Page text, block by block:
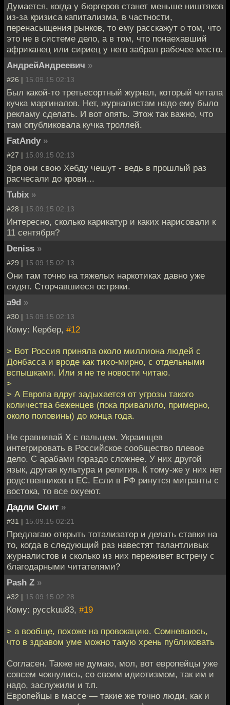
Думается, когда у бюргеров станет меньше ништяков
из-за кризиса капитализма, в частности,
перенасыщения рынков, то ему расскажут о том, что
это не в системе дело, а в том, что понаехавший
африканец или сириец у него забрал рабочее место.
АндрейАндреевич »
#26 | 15.09.15 02:13
Был какой-то третьесортный журнал, который читала
кучка маргиналов. Нет, журналистам надо ему было
рекламу сделать. И вот опять. Этож так важно, что
там опубликовала кучка троллей.
FatAndy »
#27 | 15.09.15 02:13
Зря они свою Хебду чешут - ведь в прошлый раз
расчесали до крови...
Tubix »
#28 | 15.09.15 02:13
Интересно, сколько карикатур и каких нарисовали к
11 сентября?
Deniss »
#29 | 15.09.15 02:13
Они там точно на тяжелых наркотиках давно уже
сидят. Сторчавшиеся остряки.
a9d »
#30 | 15.09.15 02:13
Кому: Кербер, #12
> Вот Россия приняла около миллиона людей с
Донбасса и вроде как тихо-мирно, с отдельными
вспышками. Или я не те новости читаю.
>
> А Европа вдруг задыхается от угрозы такого
количества беженцев (пока привалило, примерно,
около половины) до конца года.
Не сравнивай Х с пальцем. Украинцев
интегрировать в Российское сообщество плевое
дело. С арабами гораздо сложнее. У них другой
язык, другая культура и религия. К тому-же у них нет
родственников в ЕС. Если в РФ ринутся мигранты с
востока, то все охуеют.
Дадли Смит »
#31 | 15.09.15 02:21
Предлагаю открыть тотализатор и делать ставки на
то, когда в следующий раз навестят талантливых
журналистов и сколько из них переживет встречу с
благодарными читателями?
Pash Z »
#32 | 15.09.15 02:28
Кому: pycckuu83, #19
> а вообще, похоже на провокацию. Сомневаюсь,
что в здравом уме можно такую хрень публиковать
Согласен. Также не думаю, мол, вот европейцы уже
совсем чокнулись, со своим идиотизмом, так им и
надо, заслужили и т.п.
Европейцы в массе — такие же точно люди, как и